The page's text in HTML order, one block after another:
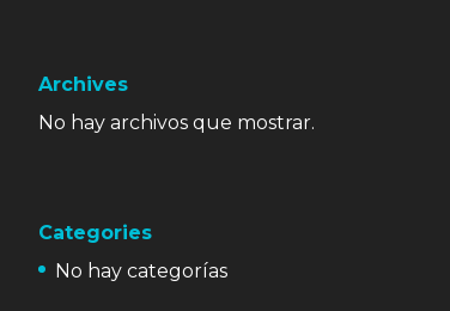
Archives
No hay archivos que mostrar.
Categories
No hay categorías